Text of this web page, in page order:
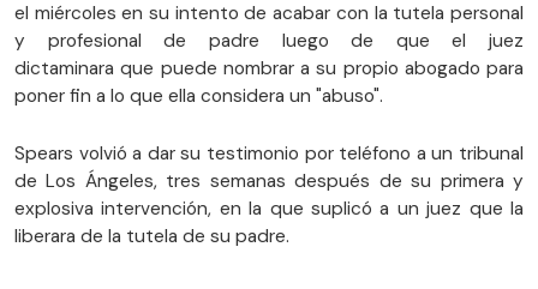
el miércoles en su intento de acabar con la tutela personal
y profesional de padre luego de que el juez
dictaminara que puede nombrar a su propio abogado para
poner fin a lo que ella considera un "abuso".
Spears volvió a dar su testimonio por teléfono a un tribunal
de Los Ángeles, tres semanas después de su primera y
explosiva intervención, en la que suplicó a un juez que la
liberara de la tutela de su padre.